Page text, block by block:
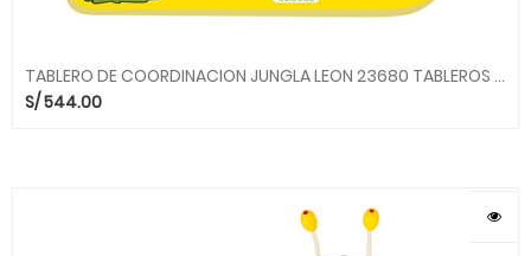
TABLERO DE COORDINACION JUNGLA LEON 23680 TABLEROS BELEDUC
S/544.00